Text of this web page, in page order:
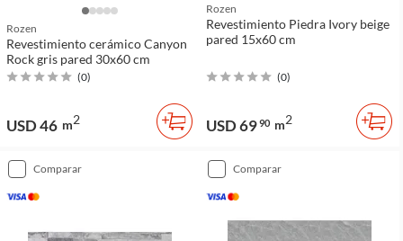
Rozen
Revestimiento cerámico Canyon
Rock gris pared 30x60 cm
(0)
USD 46 m2
Rozen
Revestimiento Piedra Ivory beige
pared 15x60 cm
(0)
USD 6990 m2
comparar comparar